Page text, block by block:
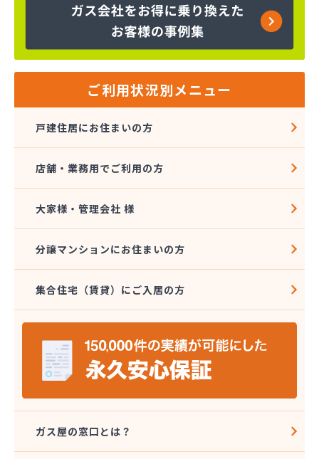
ヤマサン
やまやす長谷川商店
伊賀北部農協 燃料センター
伊勢米穀企業組合
伊勢米穀企業組合 宇治営業所
伊勢米穀企業組合 宮川営業所
伊勢米穀企業組合 小俣営業所
伊勢米穀企業組合 早修営業所
伊勢米穀企業組合 大湊営業所
伊勢米穀企業組合 二見営業所
伊勢米穀企業組合 明倫営業所
伊勢米穀企業組合 鳥羽営業所
伊丹産業 希望ケ丘営業所
伊藤精米所
伊藤燃設
伊木燃料
ご利用状況別メニュー
戸建住居にお住まいの方
店舗・業務用でご利用の方
大家様・管理会社 様
分譲マンションにお住まいの方
集合住宅（賃貸）にご入居の方
ガス屋の窓口とは？